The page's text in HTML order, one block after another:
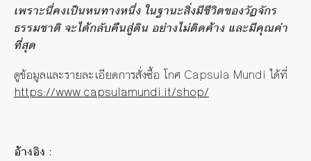
เพราะนี่คงเป็นหนทางหนึ่ง ในฐานะสิ่งมีชีวิตของวัฏจักร
ธรรมชาติ จะได้กลับคืนสู่ดิน อย่างไม่ติดค้าง และมีคุณค่า
ที่สุด
ดูข้อมูลและรายละเอียดการสั่งซื้อ โกศ Capsula Mundi ได้ที่
https://www.capsulamundi.it/shop/
อ้างอิง :